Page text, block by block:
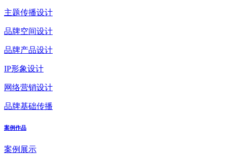
主题传播设计
品牌空间设计
品牌产品设计
IP形象设计
网络营销设计
品牌基础传播
案例作品
案例展示